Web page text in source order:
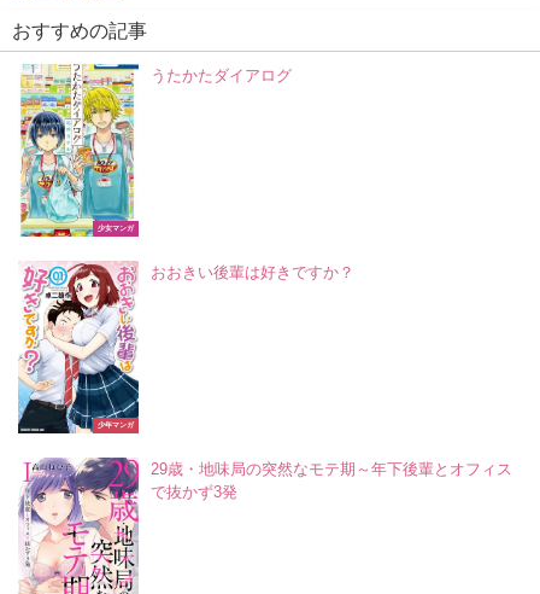
おすすめの記事
少女マンガ
うたかたダイアログ
少年マンガ
おおきい後輩は好きですか？
29歳・地味局の突然なモテ期～年下後輩とオフィス
で抜かず3発